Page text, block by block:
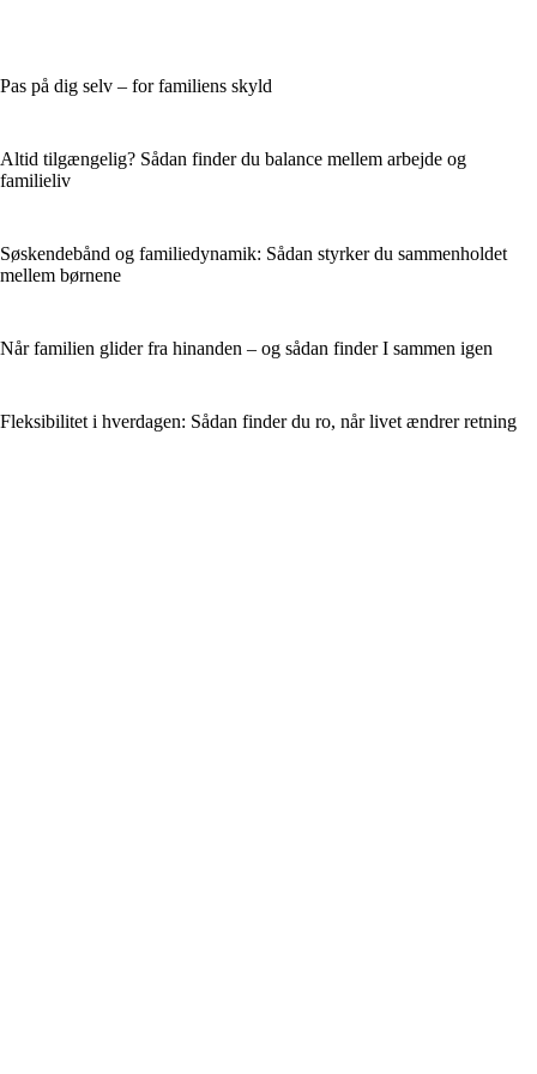
Pas på dig selv – for familiens skyld
Altid tilgængelig? Sådan finder du balance mellem arbejde og
familieliv
Søskendebånd og familiedynamik: Sådan styrker du sammenholdet
mellem børnene
Når familien glider fra hinanden – og sådan finder I sammen igen
Fleksibilitet i hverdagen: Sådan finder du ro, når livet ændrer retning